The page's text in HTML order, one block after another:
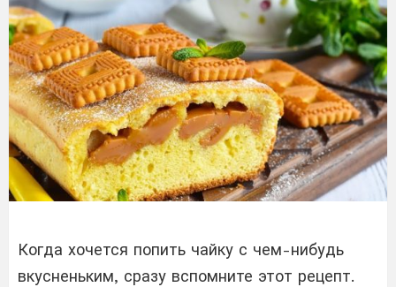
Когда хочется попить чайку с чем-нибудь
вкусненьким, сразу вспомните этот рецепт.